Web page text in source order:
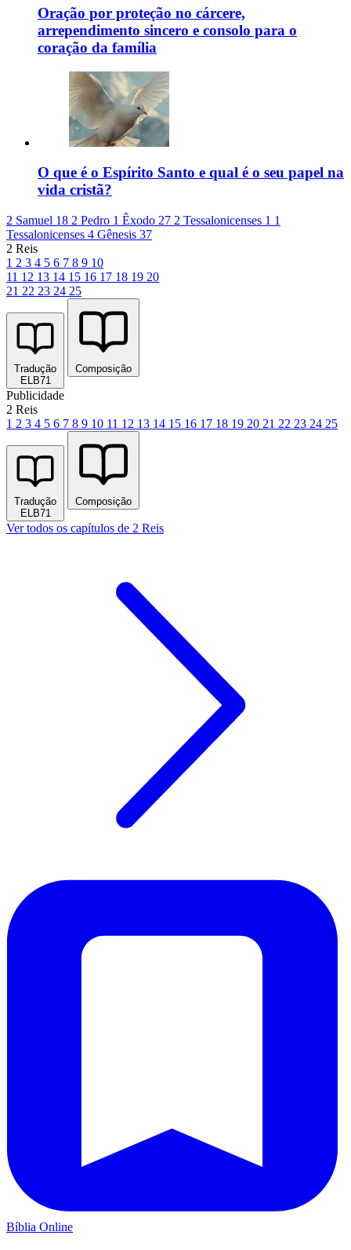
Oração por proteção no cárcere,
arrependimento sincero e consolo para o
coração da família
O que é o Espírito Santo e qual é o seu papel na
vida cristã?
2 Samuel 18 2 Pedro 1 Êxodo 27 2 Tessalonicenses 1 1
Tessalonicenses 4 Gênesis 37
2 Reis
1 2 3 4 5 6 7 8 9 10
11 12 13 14 15 16 17 18 19 20
21 22 23 24 25
Tradução
ELB71
Composição
Publicidade
2 Reis
1 2 3 4 5 6 7 8 9 10 11 12 13 14 15 16 17 18 19 20 21 22 23 24 25
Tradução
ELB71
Composição
Ver todos os capítulos de 2 Reis
Bíblia Online